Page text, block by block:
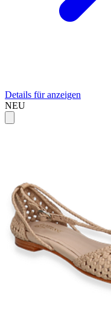
Details für anzeigen
NEU